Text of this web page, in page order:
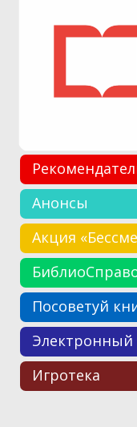
Анонсы
Акция
Посоветуй
Электронный
Игротека